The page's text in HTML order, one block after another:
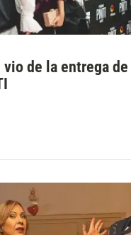
de la entrega de